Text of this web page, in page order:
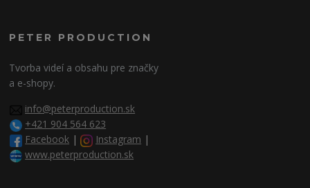
PETER PRODUCTION
Tvorba videí a obsahu pre značky
a e-shopy.
info@peterproduction.sk
+421 904 564 623
Facebook | Instagram |
www.peterproduction.sk